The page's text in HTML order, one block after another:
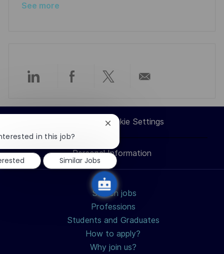
See more
Share
via
LinkedIn
Share
via
Facebook
Share
via
twitter
via
email
Career Site Cookie Settings
Personal Information
Search jobs
Professions
Students and Graduates
How to apply?
Why join us?
in this job?
Close
chatbot
notification
Similar Jobs